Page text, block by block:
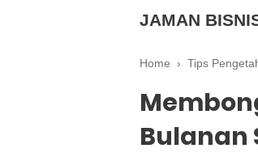
JAMAN
Home › Tips
Bulanan